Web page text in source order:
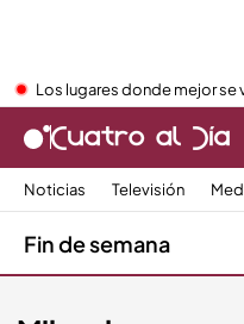
Los lugares donde mejor se
Noticias Televisión
Fin de semana